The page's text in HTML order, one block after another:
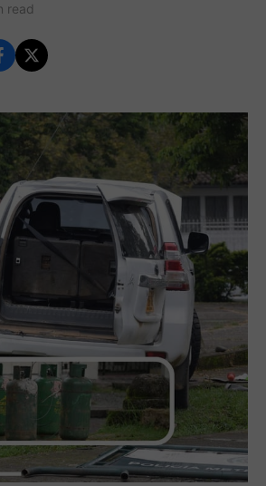
read